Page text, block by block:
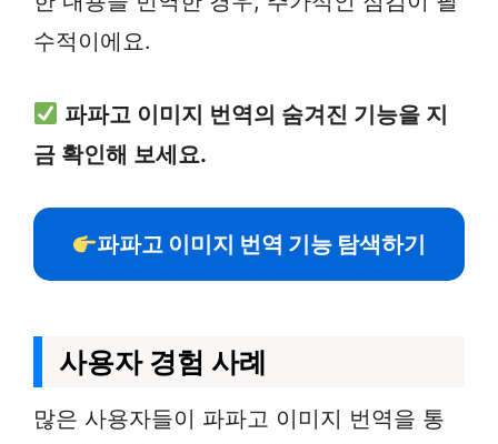
수적이에요.
파파고 이미지 번역의 숨겨진 기능을 지
금 확인해 보세요.
파파고 이미지 번역 기능 탐색하기
사용자 경험 사례
많은 사용자들이 파파고 이미지 번역을 통